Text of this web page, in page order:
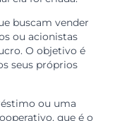
realizada entre a
atingir o objetivo
o exercício da ajuda
credi&gente, você
empresa e
ela foi criada.